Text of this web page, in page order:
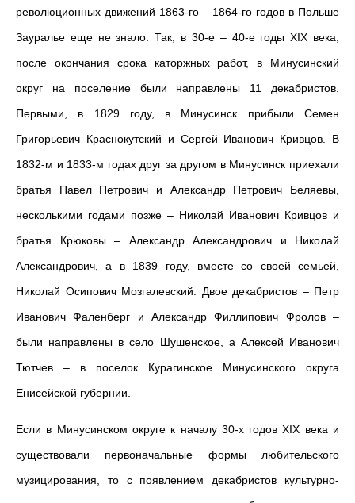
революционных движений 1863-го – 1864-го годов в Польше
Зауралье еще не знало. Так, в 30-е – 40-е годы XIX века,
после окончания срока каторжных работ, в Минусинский
округ на поселение были направлены 11 декабристов.
Первыми, в 1829 году, в Минусинск прибыли Семен
Григорьевич Краснокутский и Сергей Иванович Кривцов. В
1832-м и 1833-м годах друг за другом в Минусинск приехали
братья Павел Петрович и Александр Петрович Беляевы,
несколькими годами позже – Николай Иванович Кривцов и
братья Крюковы – Александр Александрович и Николай
Александрович, а в 1839 году, вместе со своей семьей,
Николай Осипович Мозгалевский. Двое декабристов – Петр
Иванович Фаленберг и Александр Филлипович Фролов –
были направлены в село Шушенское, а Алексей Иванович
Тютчев – в поселок Курагинское Минусинского округа
Енисейской губернии.
Если в Минусинском округе к началу 30-х годов XIX века и
существовали первоначальные формы любительского
музицирования, то с появлением декабристов культурно-